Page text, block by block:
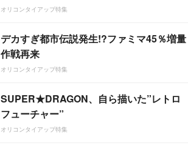
オリコンタイアップ特集
デカすぎ都市伝説発生!?ファミマ45％増量
作戦再来
オリコンタイアップ特集
SUPER★DRAGON、自ら描いた”レトロ
フューチャー”
オリコンタイアップ特集